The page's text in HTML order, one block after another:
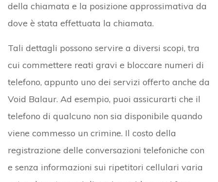
della chiamata e la posizione approssimativa da
dove è stata effettuata la chiamata.
Tali dettagli possono servire a diversi scopi, tra
cui commettere reati gravi e bloccare numeri di
telefono, appunto uno dei servizi offerto anche da
Void Balaur. Ad esempio, puoi assicurarti che il
telefono di qualcuno non sia disponibile quando
viene commesso un crimine. Il costo della
registrazione delle conversazioni telefoniche con
e senza informazioni sui ripetitori cellulari varia